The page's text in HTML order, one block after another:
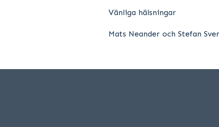
Vänliga hälsningar
Mats Neander och Stefan